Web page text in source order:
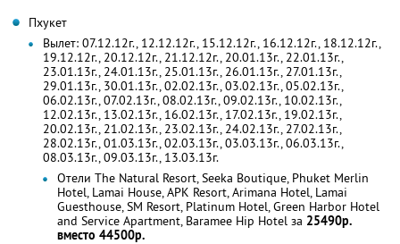
Пхукет
Вылет: 07.12.12г., 12.12.12г., 15.12.12г., 16.12.12г., 18.12.12г.,
19.12.12г., 20.12.12г., 21.12.12г., 20.01.13г., 22.01.13г.,
23.01.13г., 24.01.13г., 25.01.13г., 26.01.13г., 27.01.13г.,
29.01.13г., 30.01.13г., 02.02.13г., 03.02.13г., 05.02.13г.,
06.02.13г., 07.02.13г., 08.02.13г., 09.02.13г., 10.02.13г.,
12.02.13г., 13.02.13г., 16.02.13г., 17.02.13г., 19.02.13г.,
20.02.13г., 21.02.13г., 23.02.13г., 24.02.13г., 27.02.13г.,
28.02.13г., 01.03.13г., 02.03.13г., 03.03.13г., 06.03.13г.,
08.03.13г., 09.03.13г., 13.03.13г.
Отели The Natural Resort, Seeka Boutique, Phuket Merlin
Hotel, Lamai House, APK Resort, Arimana Hotel, Lamai
Guesthouse, SM Resort, Platinum Hotel, Green Harbor Hotel
and Service Apartment, Baramee Hip Hotel за 25490р.
вместо 44500р.